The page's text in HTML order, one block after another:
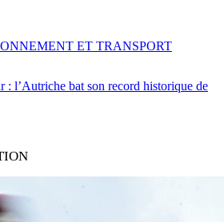
: l’Autriche bat son record historique de
ET TRANSPORT